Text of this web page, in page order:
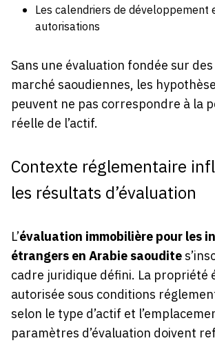
Les calendriers de développement
autorisations
Sans une évaluation fondée sur
marché saoudiennes, les
peuvent ne pas correspondre à la
réelle de l’actif.
Contexte réglementaire
les résultats d’évaluation
L’évaluation immobilière pour les
étrangers en Arabie saoudite
cadre juridique défini. La propriété
autorisée sous conditions
selon le type d’actif et
paramètres d’évaluation doivent